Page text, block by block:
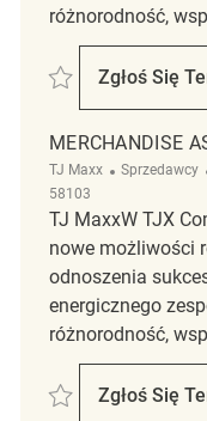
różnorodność,
Zapisać Retail Sales
Zgłoś Się
MERCHANDISE
TJ Maxx Kategoria
Sprzedawcy
58103
TJ MaxxW TJX
nowe możliwości
odnoszenia
energicznego
różnorodność,
ZapisaćZgłoś Się